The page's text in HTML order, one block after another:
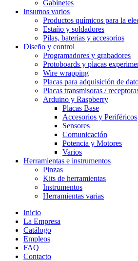
Gabinetes
Insumos varios
Productos químicos para la
Estaño y soldadores
Pilas, baterías y accesorios
Diseño y control
Programadores y grabadores
Protoboards y placas
Wire wrapping
Placas para adquisición de
Placas transmisoras /
Arduino y Raspberry
Placas Base
Accesorios y Periféricos
Sensores
Comunicación
Potencia y Motores
Varios
Herramientas e instrumentos
Pinzas
Kits de herramientas
Instrumentos
Herramientas varias
Inicio
La Empresa
Catálogo
Empleos
FAQ
Contacto